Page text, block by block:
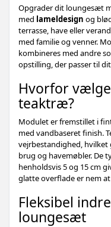
Opgrader dit loungesæt
med lameldesign og
terrasse, have eller
med familie og venner.
kombineres med andre
opstilling, der passer til
Hvorfor
teaktræ?
Modulet er fremstillet i
med vandbaseret finish.
vejrbestandighed,
brug og havemøbler. De
henholdsvis 5 og 15 cm
glatte overflade er nem
Fleksibel
loungesæt